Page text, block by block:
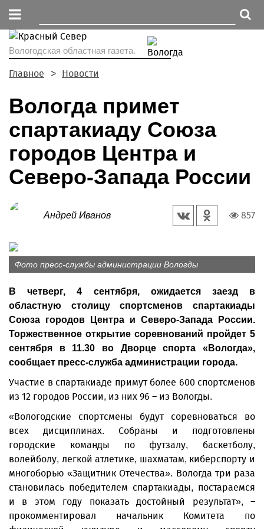
Вологодская областная газета.
Главное Новости
Вологда примет
спартакиаду Союза
городов Центра и
Северо-Запада России
Андрей Иванов 857
Фото пресс-службы администрации Вологды
В четверг, 4 сентября, ожидается заезд в
областную столицу спортсменов спартакиады
Союза городов Центра и Северо-Запада России.
Торжественное открытие соревнований пройдет 5
сентября в 11.30 во Дворце спорта «Вологда»,
сообщает пресс-служба администрации города.
Участие в спартакиаде примут более 600 спортсменов
из 12 городов России, из них 96 – из Вологды.
«Вологодские спортсмены будут соревноваться во
всех дисциплинах. Собраны и подготовлены
городские команды по футзалу, баскетболу,
волейболу, легкой атлетике, шахматам, киберспорту и
многоборью «Защитник Отечества». Вологда три раза
становилась победителем спартакиады, постараемся
и в этом году показать достойный результат», –
прокомментировал начальник Комитета по